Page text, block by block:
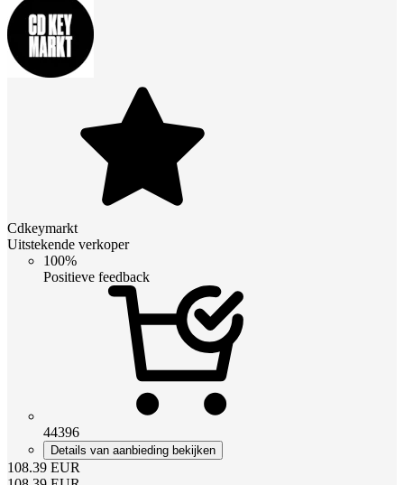
Cdkeymarkt
Uitstekende verkoper
100%
Positieve feedback
44396
Details van aanbieding bekijken
108.39 EUR